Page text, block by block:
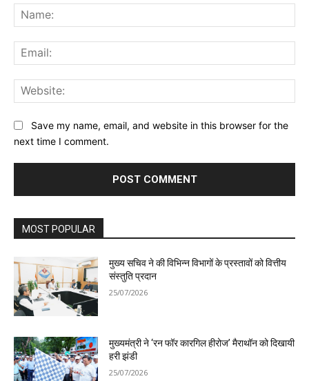
Save my name, email, and website in this browser for the
next time I comment.
MOST POPULAR
मुख्य सचिव ने की विभिन्न विभागों के प्रस्तावों को वित्तीय
संस्तुति प्रदान
25/07/2026
मुख्यमंत्री ने ‘रन फॉर कारगिल हीरोज’ मैराथॉन को दिखायी
हरी झंडी
25/07/2026